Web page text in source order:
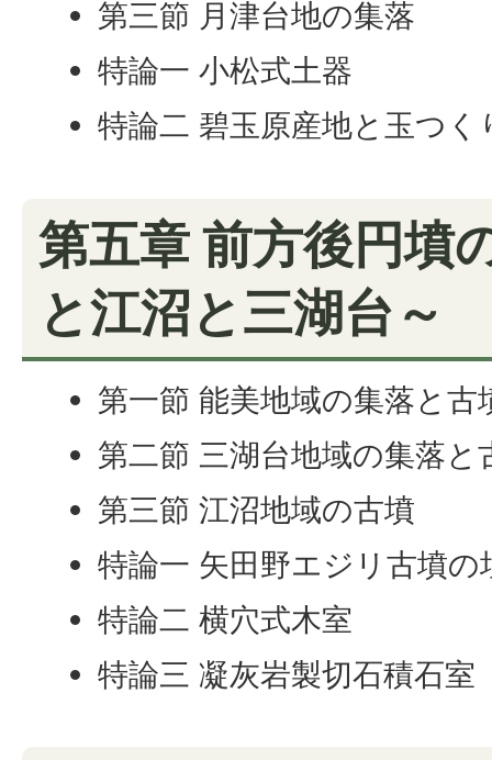
第三節 月津台地の集落
特論一 小松式土器
特論二 碧玉原産地と玉つく
第五章 前方後円墳
と江沼と三湖台～
第一節 能美地域の集落と古
第二節 三湖台地域の集落と
第三節 江沼地域の古墳
特論一 矢田野エジリ古墳の
特論二 横穴式木室
特論三 凝灰岩製切石積石室